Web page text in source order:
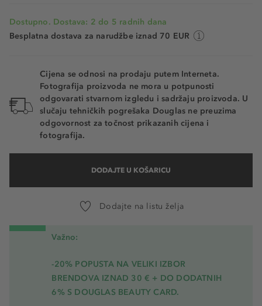
Dostupno. Dostava: 2 do 5 radnih dana
Besplatna dostava za narudžbe iznad 70 EUR
Cijena se odnosi na prodaju putem Interneta.
Fotografija proizvoda ne mora u potpunosti
odgovarati stvarnom izgledu i sadržaju proizvoda. U
slučaju tehničkih pogrešaka Douglas ne preuzima
odgovornost za točnost prikazanih cijena i
fotografija.
DODAJTE U KOŠARICU
Dodajte na listu želja
Važno:
-20% POPUSTA NA VELIKI IZBOR
BRENDOVA IZNAD 30 € + DO DODATNIH
6% S DOUGLAS BEAUTY CARD.